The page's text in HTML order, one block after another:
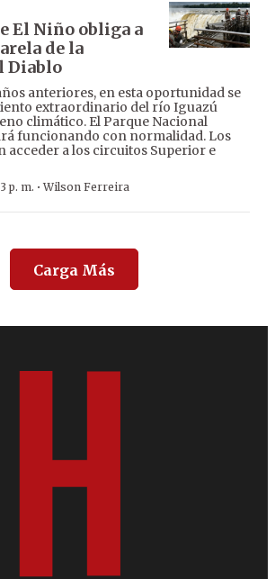
El Niño obliga a
de la
Diablo
anteriores, en esta oportunidad se
extraordinario del río Iguazú
climático. El Parque Nacional
funcionando con normalidad. Los
acceder a los circuitos Superior e
p. m. ·Wilson Ferreira
Carga Más